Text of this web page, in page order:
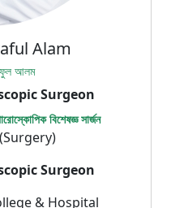
Alam
আলম
Surgeon
বিশেষজ্ঞ সার্জন
Surgeon
& Hospital